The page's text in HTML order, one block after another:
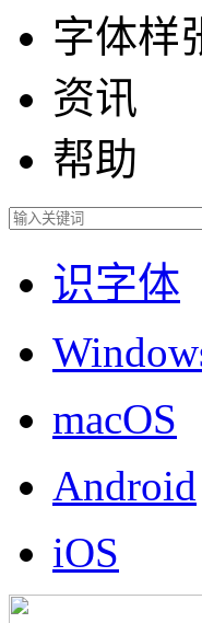
字体样
资讯
帮助
识字体
macOS
Android
iOS